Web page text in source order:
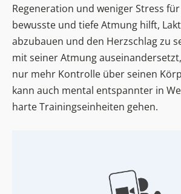
Regeneration und weniger Stress
bewusste und tiefe Atmung hilft,
abzubauen und den Herzschlag zu
mit seiner Atmung
nur mehr Kontrolle über seinen
kann auch mental entspannter in
harte Trainingseinheiten gehen.